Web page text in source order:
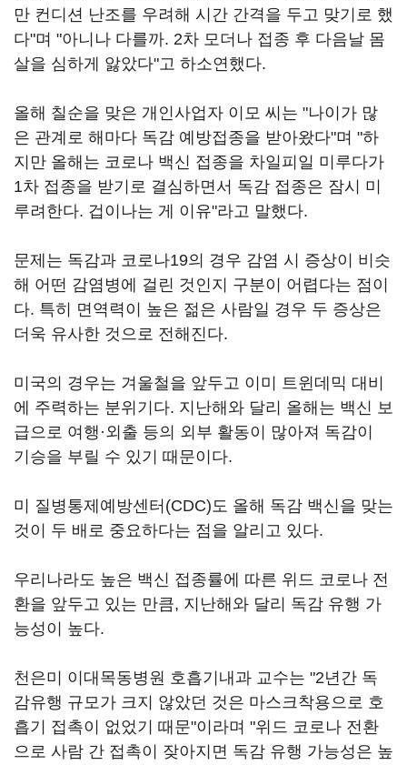
만 컨디션 난조를 우려해 시간 간격을 두고 맞기로 했
다"며 "아니나 다를까. 2차 모더나 접종 후 다음날 몸
살을 심하게 앓았다"고 하소연했다.
올해 칠순을 맞은 개인사업자 이모 씨는 "나이가 많
은 관계로 해마다 독감 예방접종을 받아왔다"며 "하
지만 올해는 코로나 백신 접종을 차일피일 미루다가
1차 접종을 받기로 결심하면서 독감 접종은 잠시 미
루려한다. 겁이나는 게 이유"라고 말했다.
문제는 독감과 코로나19의 경우 감염 시 증상이 비슷
해 어떤 감염병에 걸린 것인지 구분이 어렵다는 점이
다. 특히 면역력이 높은 젊은 사람일 경우 두 증상은
더욱 유사한 것으로 전해진다.
미국의 경우는 겨울철을 앞두고 이미 트윈데믹 대비
에 주력하는 분위기다. 지난해와 달리 올해는 백신 보
급으로 여행·외출 등의 외부 활동이 많아져 독감이
기승을 부릴 수 있기 때문이다.
미 질병통제예방센터(CDC)도 올해 독감 백신을 맞는
것이 두 배로 중요하다는 점을 알리고 있다.
우리나라도 높은 백신 접종률에 따른 위드 코로나 전
환을 앞두고 있는 만큼, 지난해와 달리 독감 유행 가
능성이 높다.
천은미 이대목동병원 호흡기내과 교수는 "2년간 독
감유행 규모가 크지 않았던 것은 마스크착용으로 호
흡기 접촉이 없었기 때문"이라며 "위드 코로나 전환
으로 사람 간 접촉이 잦아지면 독감 유행 가능성은 높